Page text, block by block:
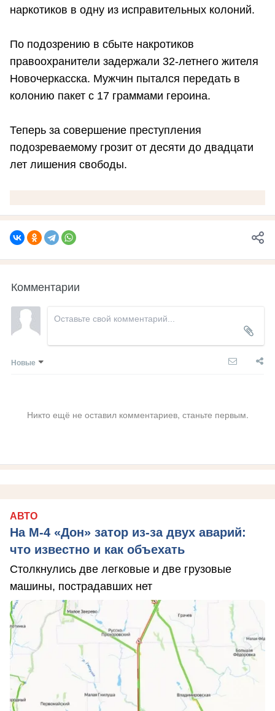
наркотиков в одну из исправительных колоний.
По подозрению в сбыте накротиков
правоохранители задержали 32-летнего жителя
Новочеркасска. Мужчин пытался передать в
колонию пакет с 17 граммами героина.
Теперь за совершение преступления
подозреваемому грозит от десяти до двадцати
лет лишения свободы.
Комментарии
Новые
Никто ещё не оставил комментариев, станьте первым.
АВТО
На М‑4 «Дон» затор из‑за двух аварий:
что известно и как объехать
Столкнулись две легковые и две грузовые
машины, пострадавших нет